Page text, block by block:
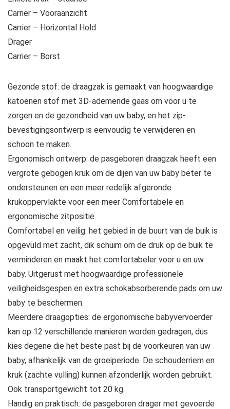
Carrier – Vooraanzicht
Carrier – Horizontal Hold
Drager
Carrier – Borst
Gezonde stof: de draagzak is gemaakt van hoogwaardige
katoenen stof met 3D-ademende gaas om voor u te
zorgen en de gezondheid van uw baby, en het zip-
bevestigingsontwerp is eenvoudig te verwijderen en
schoon te maken.
Ergonomisch ontwerp: de pasgeboren draagzak heeft een
vergrote gebogen kruk om de dijen van uw baby beter te
ondersteunen en een meer redelijk afgeronde
krukoppervlakte voor een meer Comfortabele en
ergonomische zitpositie.
Comfortabel en veilig: het gebied in de buurt van de buik is
opgevuld met zacht, dik schuim om de druk op de buik te
verminderen en maakt het comfortabeler voor u en uw
baby. Uitgerust met hoogwaardige professionele
veiligheidsgespen en extra schokabsorberende pads om uw
baby te beschermen.
Meerdere draagopties: de ergonomische babyvervoerder
kan op 12 verschillende manieren worden gedragen, dus
kies degene die het beste past bij de voorkeuren van uw
baby, afhankelijk van de groeiperiode. De schouderriem en
kruk (zachte vulling) kunnen afzonderlijk worden gebruikt.
Ook transportgewicht tot 20 kg.
Handig en praktisch: de pasgeboren drager met gevoerde